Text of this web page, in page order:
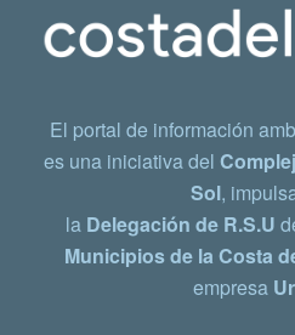
El portal de información
es una iniciativa del
Sol,
la Delegación de R.S.U
Municipios de la Costa
empresa